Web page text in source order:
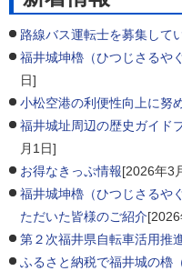
路線バス運転士を募集して
福井城坤櫓（ひつじさるや
日]
小松空港の利便性向上に努
福井城址周辺の歴史ガイド
月1日]
お得なきっぷ情報[2026年3
福井城坤櫓（ひつじさるや
ただいた皆様のご紹介
第２次福井県自転車活用推
ふるさと納税で福井城の櫓